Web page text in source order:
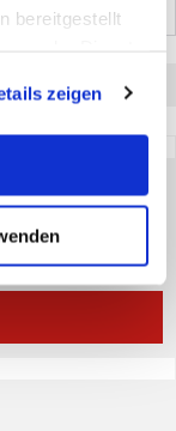
bereitgestellt
nutzen.
zeigen
SILBER
HABEN,